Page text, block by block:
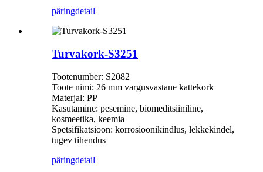
päringdetail
Turvakork-S3251
Tootenumber: S2082
Toote nimi: 26 mm vargusvastane kattekork
Materjal: PP
Kasutamine: pesemine, biomeditsiiniline,
kosmeetika, keemia
Spetsifikatsioon: korrosioonikindlus, lekkekindel,
tugev tihendus
päringdetail